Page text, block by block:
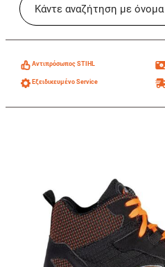
Aντιπρόσωπος STIHL
Εξειδικευμένο Service